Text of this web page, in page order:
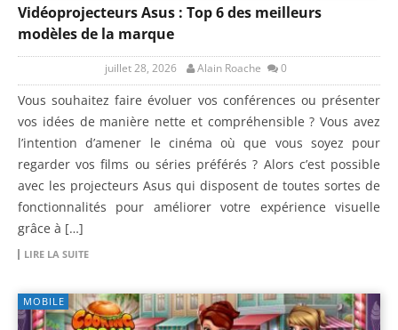
Vidéoprojecteurs Asus : Top 6 des meilleurs
modèles de la marque
juillet 28, 2026 Alain Roache 0
Vous souhaitez faire évoluer vos conférences ou présenter
vos idées de manière nette et compréhensible ? Vous avez
l’intention d’amener le cinéma où que vous soyez pour
regarder vos films ou séries préférés ? Alors c’est possible
avec les projecteurs Asus qui disposent de toutes sortes de
fonctionnalités pour améliorer votre expérience visuelle
grâce à […]
LIRE LA SUITE
MOBILE